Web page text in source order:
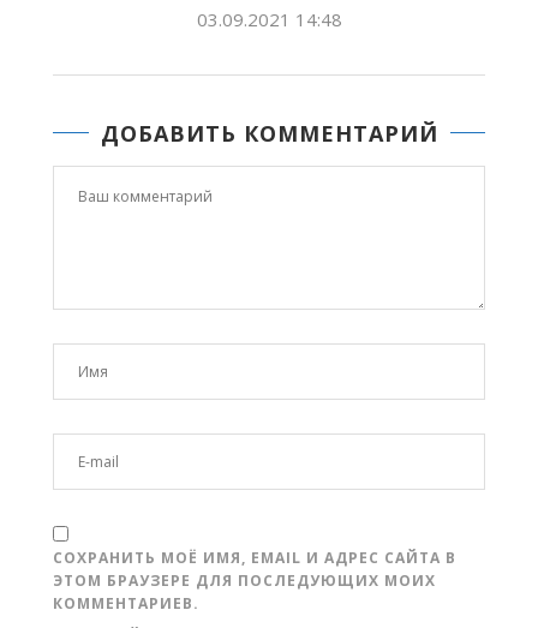
03.09.2021 14:48
ДОБАВИТЬ КОММЕНТАРИЙ
СОХРАНИТЬ МОЁ ИМЯ, EMAIL И АДРЕС САЙТА В
ЭТОМ БРАУЗЕРЕ ДЛЯ ПОСЛЕДУЮЩИХ МОИХ
КОММЕНТАРИЕВ.